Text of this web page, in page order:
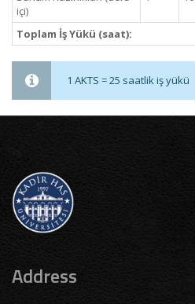
içi)
Toplam İş Yükü (saat):
1 AKTS = 25 saatlik iş yükü
Address